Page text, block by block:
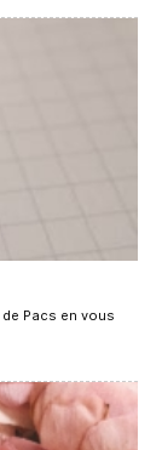
Pacs en vous